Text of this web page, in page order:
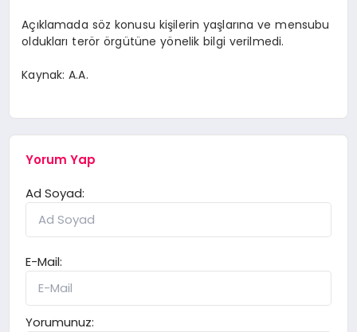
Açıklamada söz konusu kişilerin yaşlarına ve mensubu
oldukları terör örgütüne yönelik bilgi verilmedi.
Kaynak: A.A.
Yorum Yap
Ad Soyad:
E-Mail:
Yorumunuz: